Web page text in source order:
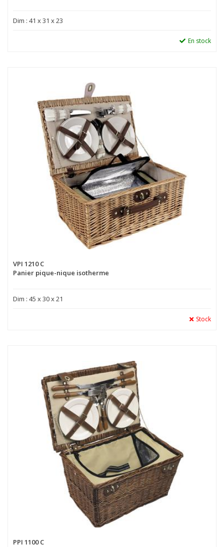
Dim : 41 x 31 x 23
En stock
VPI 1210 C
Panier pique-nique isotherme
Dim : 45 x 30 x 21
Stock
PPI 1100 C